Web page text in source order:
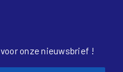
onze nieuwsbrief !